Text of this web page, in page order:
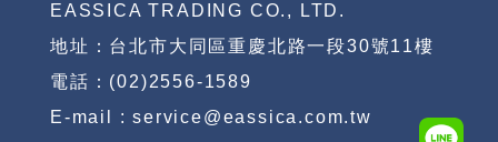
EASSICA TRADING CO., LTD.
地址：台北市大同區重慶北路一段30號11樓
電話：(02)2556-1589
E-mail : service@eassica.com.tw